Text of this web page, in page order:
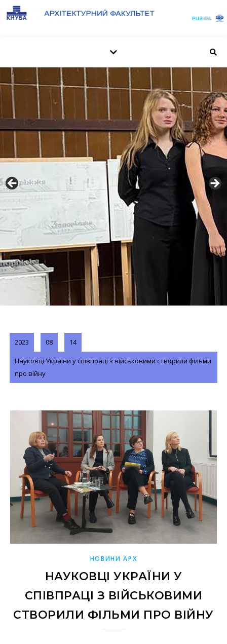
2023 08 14
Науковці України у співпраці з військовими створили фільми
про війну
НОВИНИ АРХ
НАУКОВЦІ УКРАЇНИ У
СПІВПРАЦІ З ВІЙСЬКОВИМИ
СТВОРИЛИ ФІЛЬМИ ПРО ВІЙНУ